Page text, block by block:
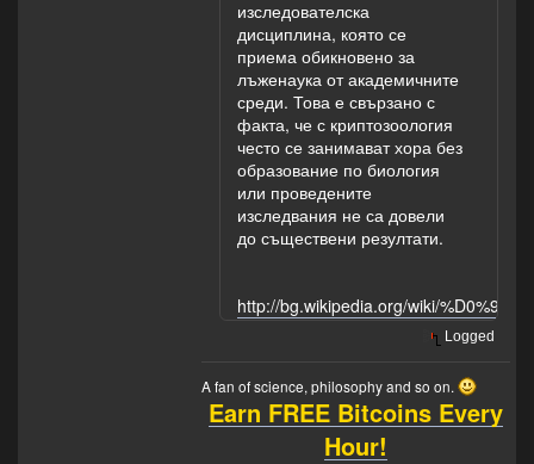
изследователска
дисциплина, която се
приема обикновено за
лъженаука от академичните
среди. Това е свързано с
факта, че с криптозоология
често се занимават хора без
образование по биология
или проведените
изследвания не са довели
до съществени резултати.
http://bg.wikipedia.org/wiki/
Logged
A fan of science, philosophy and so on.
Earn FREE Bitcoins Every
Hour!